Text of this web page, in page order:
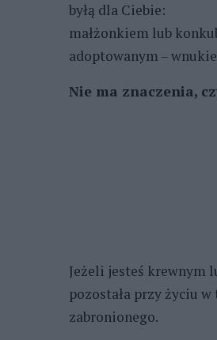
byłą dla Ciebie:
małżonkiem lub
adoptowanym –
Nie ma znaczenia,
Jeżeli jesteś krewnym
pozostała przy życiu
zabronionego.